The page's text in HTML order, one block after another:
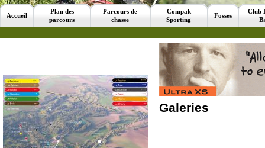
Accueil
Plan des
parcours
Parcours de
chasse
Compak
Sporting
Fosses
Club
Galeries